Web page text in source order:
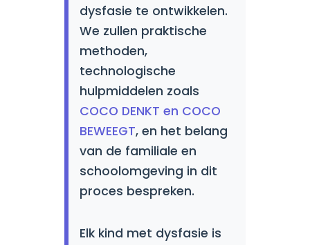
dysfasie te ontwikkelen.
We zullen praktische
methoden,
technologische
hulpmiddelen zoals
COCO DENKT en COCO
BEWEEGT, en het belang
van de familiale en
schoolomgeving in dit
proces bespreken.
Elk kind met dysfasie is